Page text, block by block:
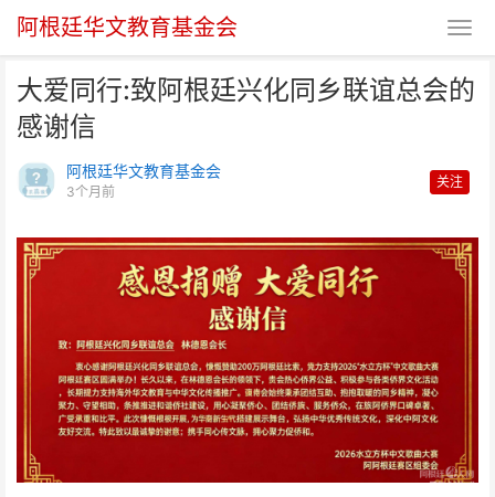
阿根廷华文教育基金会
大爱同行:致阿根廷兴化同乡联谊总会的
感谢信
阿根廷华文教育基金会
3个月前
关注
大爱同行:致阿根廷兴化同乡联谊
总会的感谢信